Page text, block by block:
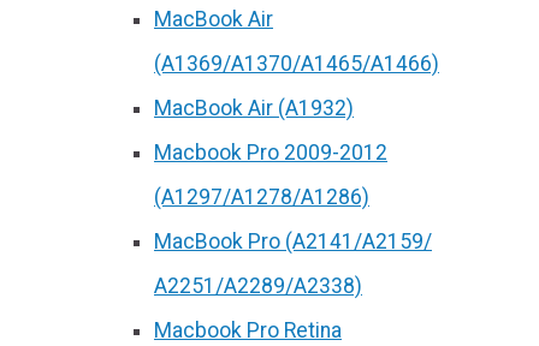
MacBook Air
(A1369/A1370/A1465/A1466)
MacBook Air (A1932)
Macbook Pro 2009-2012
(A1297/A1278/A1286)
MacBook Pro (А2141/А2159/
А2251/A2289/A2338)
Macbook Pro Retina